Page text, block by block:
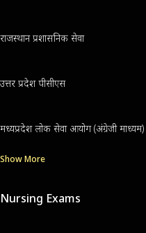
राजस्थान प्रशासनिक सेवा
उत्तर प्रदेश पीसीएस
मध्यप्रदेश लोक सेवा आयोग (अंग्रेजी माध्यम)
Show More
Nursing Exams